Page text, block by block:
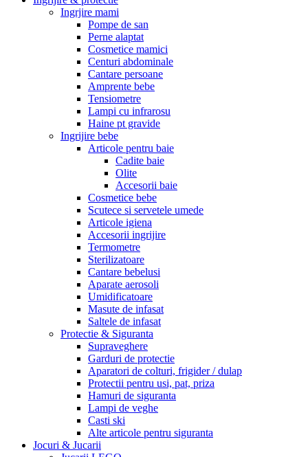
Ingrjire mami
Pompe de san
Perne alaptat
Cosmetice mamici
Centuri abdominale
Cantare persoane
Amprente bebe
Tensiometre
Lampi cu infrarosu
Haine pt gravide
Ingrijire bebe
Articole pentru baie
Cadite baie
Olite
Accesorii baie
Cosmetice bebe
Scutece si servetele umede
Articole igiena
Accesorii ingrijire
Termometre
Sterilizatoare
Cantare bebelusi
Aparate aerosoli
Umidificatoare
Masute de infasat
Saltele de infasat
Protectie & Siguranta
Supraveghere
Garduri de protectie
Aparatori de colturi, frigider / dulap
Protectii pentru usi, pat, priza
Hamuri de siguranta
Lampi de veghe
Casti ski
Alte articole pentru siguranta
Jocuri & Jucarii